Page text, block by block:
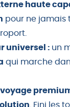
haute
pour ne jamais
universel : un
qui marche
. Fini les